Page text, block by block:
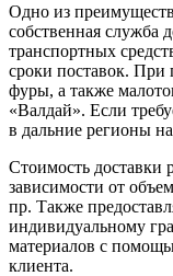
Одно из
собственная
транспортных
сроки поставок. При
фуры, а также
«Валдай». Если
в дальние регионы
Стоимость доставки
зависимости от
пр. Также
индивидуальному
материалов с
клиента.